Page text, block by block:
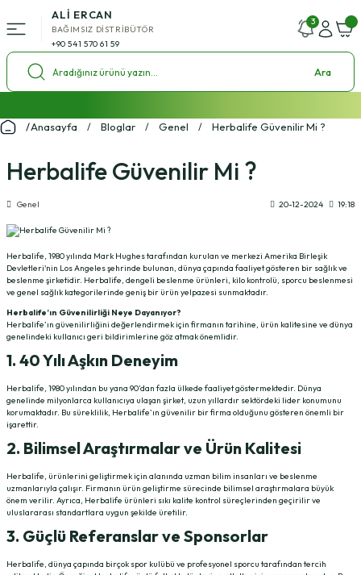
ALİ ERCAN
BAĞIMSIZ DİSTRİBÜTÖR
+90 541 570 61 59
Ara
3
%4 Havale İndirim Fırsatı
Anasayfa Bloglar Genel Herbalife Güvenilir Mi ?
Herbalife Güvenilir Mi ?
Genel 20-12-2024 19:18
Herbalife, 1980 yılında Mark Hughes tarafından kurulan ve merkezi Amerika Birleşik
Devletleri'nin Los Angeles şehrinde bulunan, dünya çapında faaliyet gösteren bir sağlık ve
beslenme şirketidir. Herbalife, dengeli beslenme ürünleri, kilo kontrolü, sporcu beslenmesi
ve genel sağlık kategorilerinde geniş bir ürün yelpazesi sunmaktadır.
Herbalife’ın Güvenilirliği Neye Dayanıyor?
Herbalife’ın güvenilirliğini değerlendirmek için firmanın tarihine, ürün kalitesine ve dünya
genelindeki kullanıcı geri bildirimlerine göz atmak önemlidir.
1. 40 Yılı Aşkın Deneyim
Herbalife, 1980 yılından bu yana 90’dan fazla ülkede faaliyet göstermektedir. Dünya
genelinde milyonlarca kullanıcıya ulaşan şirket, uzun yıllardır sektördeki lider konumunu
korumaktadır. Bu süreklilik, Herbalife’ın güvenilir bir firma olduğunu gösteren önemli bir
işarettir.
2. Bilimsel Araştırmalar ve Ürün Kalitesi
Herbalife, ürünlerini geliştirmek için alanında uzman bilim insanları ve beslenme
uzmanlarıyla çalışır. Firmanın ürün geliştirme sürecinde bilimsel araştırmalara büyük
önem verilir. Ayrıca, Herbalife ürünleri sıkı kalite kontrol süreçlerinden geçirilir ve
uluslararası standartlara uygun şekilde üretilir.
3. Güçlü Referanslar ve Sponsorlar
Herbalife, dünya çapında birçok spor kulübü ve profesyonel sporcu tarafından tercih